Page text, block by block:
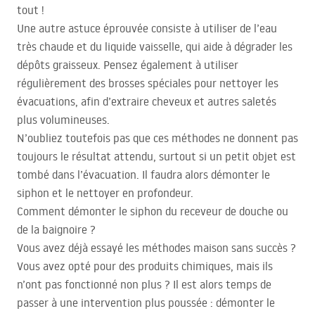
tout !
Une autre astuce éprouvée consiste à utiliser de l’eau
très chaude et du liquide vaisselle, qui aide à dégrader les
dépôts graisseux. Pensez également à utiliser
régulièrement des brosses spéciales pour nettoyer les
évacuations, afin d’extraire cheveux et autres saletés
plus volumineuses.
N’oubliez toutefois pas que ces méthodes ne donnent pas
toujours le résultat attendu, surtout si un petit objet est
tombé dans l’évacuation. Il faudra alors démonter le
siphon et le nettoyer en profondeur.
Comment démonter le siphon du receveur de douche ou
de la baignoire ?
Vous avez déjà essayé les méthodes maison sans succès ?
Vous avez opté pour des produits chimiques, mais ils
n’ont pas fonctionné non plus ? Il est alors temps de
passer à une intervention plus poussée : démonter le